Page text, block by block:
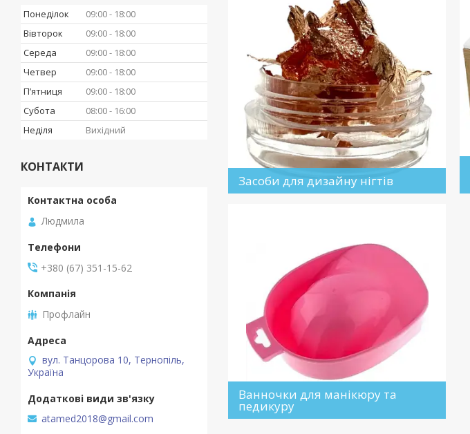
Засоби для дизайну нігтів
Ванночки для манікюру та
педикуру
Понеділок 09:00
18:00
Вівторок
09:00
18:00
Середа
09:00
18:00
Четвер
09:00
18:00
Пʼятниця
09:00
18:00
Субота
08:00
16:00
Неділя
Вихідний
КОНТАКТИ
Людмила
+380 (67) 351-15-62
Профлайн
вул. Танцорова 10, Тернопіль,
Україна
atamed2018@gmail.com